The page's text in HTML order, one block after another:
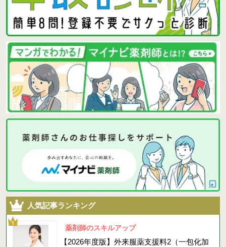
人気記事ランキング
薬剤師のスキルアップ
【2026年度版】外来服薬支援料2（一包化加